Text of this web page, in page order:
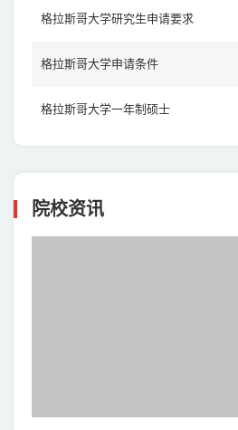
格拉斯哥大学研究生申请要求
格拉斯哥大学申请条件
格拉斯哥大学一年制硕士
院校资讯